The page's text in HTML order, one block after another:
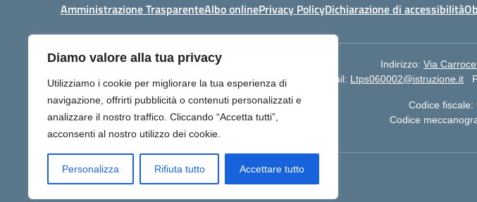
Diamo valore alla tua privacy
Utilizziamo i cookie per migliorare la tua esperienza di
navigazione, offrirti pubblicità o contenuti personalizzati e
analizzare il nostro traffico. Cliccando “Accetta tutti”,
acconsenti al nostro utilizzo dei cookie.
Personalizza Rifiuta tutto Accettare tutto
Amministrazione TrasparenteAlbo onlinePrivacy PolicyDichiarazione di accessibilità
Indirizzo: Via
Centralino:
+39 06 9257678 Email: Ltps060002@istruzione.it
Codice fiscale:
Codice